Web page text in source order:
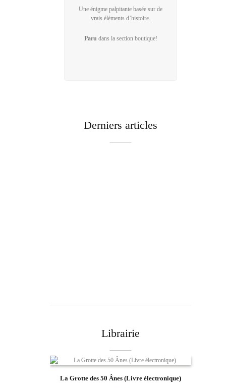
Une énigme palpitante basée sur de
vrais éléments d’histoire.
Paru dans la section boutique!
Derniers articles
Librairie
La Grotte des 50 Ânes (Livre électronique)